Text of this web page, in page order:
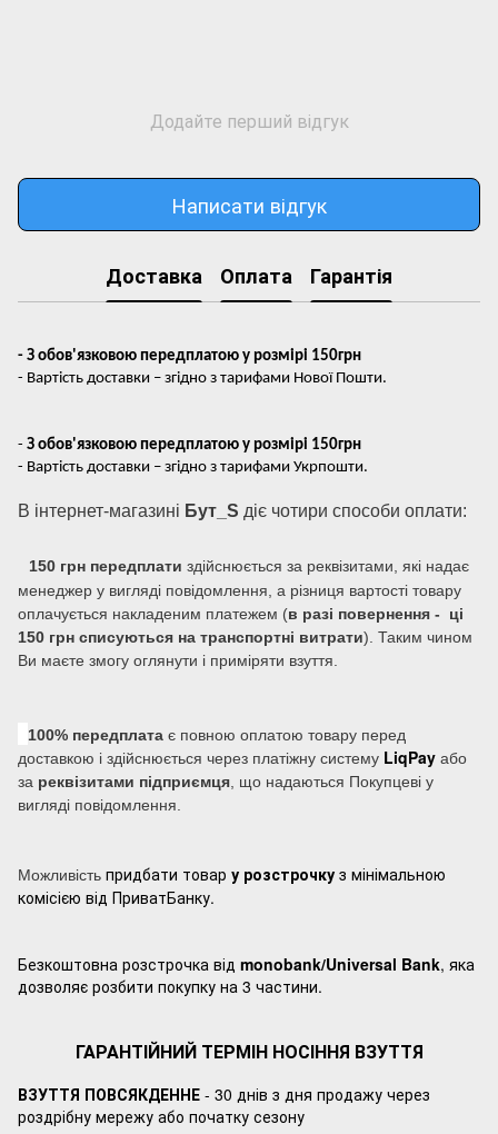
Додайте перший відгук
Написати відгук
Доставка Оплата Гарантія
- З обов'язковою передплатою у розмірі 150грн
- Вартість доставки – згідно з тарифами Нової Пошти.
- З обов'язковою передплатою у розмірі 150грн
- Вартість доставки – згідно з тарифами Укрпошти.
В інтернет-магазині Бут_S діє чотири способи оплати:
150 грн передплати здійснюється за реквізитами, які надає
менеджер у вигляді повідомлення, а різниця вартості товару
оплачується накладеним платежем (в разі повернення - ці
150 грн списуються на транспортні витрати). Таким чином
Ви маєте змогу оглянути і приміряти взуття.
100% передплата є повною оплатою товару перед
доставкою і здійснюється через платіжну систему LiqPay або
за реквізитами підприємця , що надаються Покупцеві у
вигляді повідомлення.
Можливість придбати товар у розстрочку з мінімальною
комісією від ПриватБанку.
Безкоштовна розстрочка від monobank/Universal Bank, яка
дозволяє розбити покупку на 3 частини.
ГАРАНТІЙНИЙ ТЕРМІН НОСІННЯ ВЗУТТЯ
ВЗУТТЯ ПОВСЯКДЕННЕ - 30 днів з дня продажу через
роздрібну мережу або початку сезону